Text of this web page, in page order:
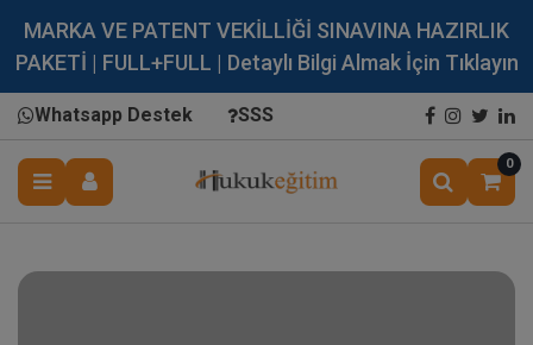
MARKA VE PATENT VEKİLLİĞİ SINAVINA HAZIRLIK
PAKETİ | FULL+FULL | Detaylı Bilgi Almak İçin Tıklayın
Whatsapp Destek SSS
0